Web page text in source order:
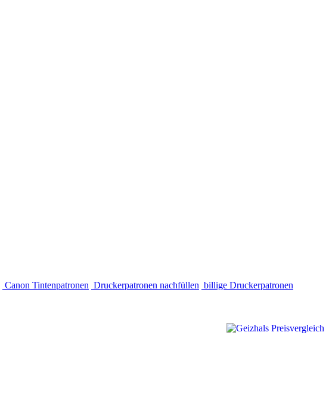
Canon Tintenpatronen Druckerpatronen nachfüllen billige Druckerpatronen